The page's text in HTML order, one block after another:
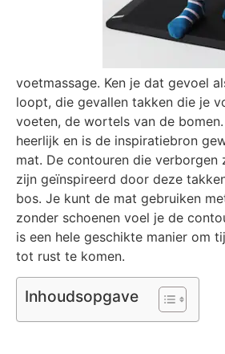
voetmassage. Ken je dat gevoel
loopt, die gevallen takken die je
voeten, de wortels van de
heerlijk en is de inspiratiebron
mat. De contouren die verborgen
zijn geïnspireerd door deze
bos. Je kunt de mat gebruiken
zonder schoenen voel je de
is een hele geschikte manier om
tot rust te komen.
Inhoudsopgave